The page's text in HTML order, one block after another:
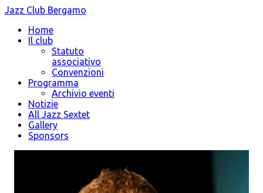
Jazz Club Bergamo
Home
Il club
Statuto
associativo
Convenzioni
Programma
Archivio eventi
Notizie
All Jazz Sextet
Gallery
Sponsors